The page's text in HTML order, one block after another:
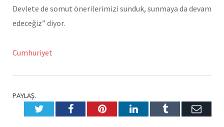
Devlete de somut önerilerimizi sunduk, sunmaya da devam
edeceğiz” diyor.
Cumhuriyet
PAYLAŞ.
TwitterFacebookPinterestLinkedInTumblr E-